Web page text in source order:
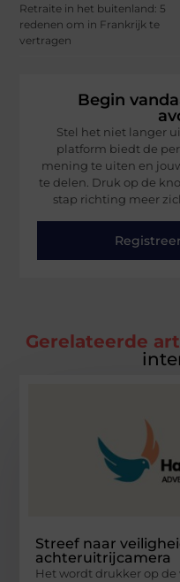
Retraite in het buitenland: 5
redenen om in Frankrijk te
vertragen
Begin
Stel het niet langer
platform biedt de
mening te uiten en
te delen. Druk op de
stap richting meer
Gerelateerde
Streef naar
achteruitrijcamera
Het wordt drukker op